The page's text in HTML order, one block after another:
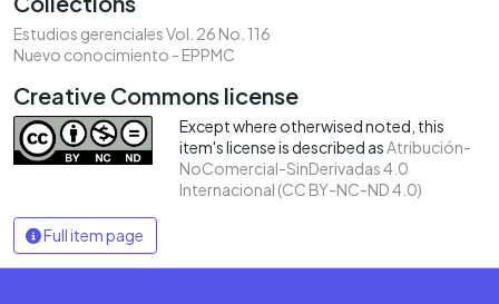
Estudios gerenciales Vol. 26 No. 116
Nuevo conocimiento - EPPMC
Creative Commons license
Except where otherwised noted, this
item's license is described asAtribución-
NoComercial-SinDerivadas 4.0
Internacional (CC BY-NC-ND 4.0)
Full item page